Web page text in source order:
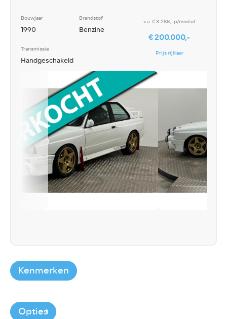
Bouwjaar
1990
Brandstof
Benzine
Transmissie
Handgeschakeld
v.a. € 3.288,- p/mnd of
€ 200.000,-
Prijs rijklaar
Kenmerken
Opties